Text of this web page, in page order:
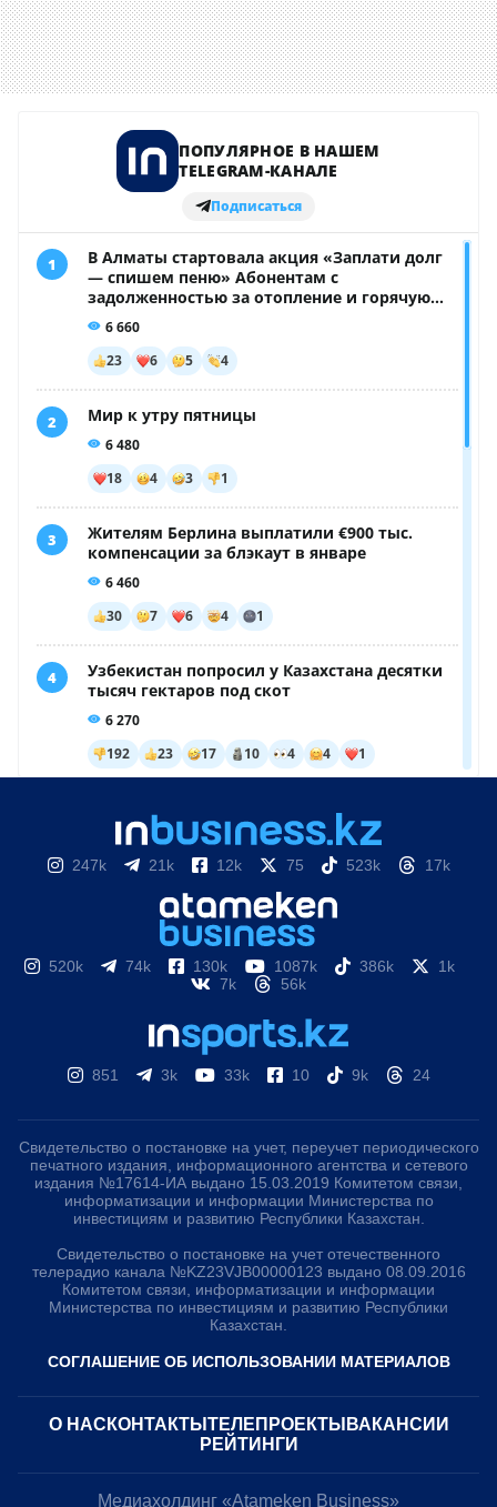
247k 21k 12k 75 523k 17k
520k 74k 130k 1087k 386k
1k
7k
56k
851 3k 33k 10 9k 24
Свидетельство о постановке на учет, переучет периодического
печатного издания, информационного агентства и сетевого
издания №17614-ИА выдано 15.03.2019 Комитетом связи,
информатизации и информации Министерства по
инвестициям и развитию Республики Казахстан.
Свидетельство о постановке на учет отечественного
телерадио канала №KZ23VJB00000123 выдано 08.09.2016
Комитетом связи, информатизации и информации
Министерства по инвестициям и развитию Республики
Казахстан.
СОГЛАШЕНИЕ ОБ ИСПОЛЬЗОВАНИИ МАТЕРИАЛОВ
О НАС КОНТАКТЫ ТЕЛЕПРОЕКТЫ ВАКАНСИИ
РЕЙТИНГИ
Медиахолдинг «Atameken Business»